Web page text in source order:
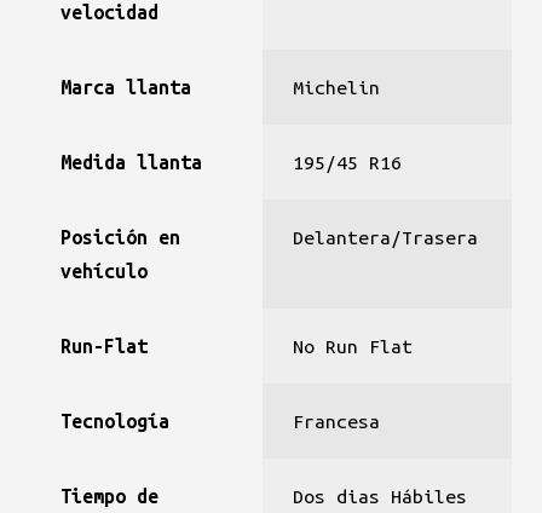
velocidad
Marca llanta Michelin
Medida llanta 195/45 R16
Posición en
vehículo
Delantera/Trasera
Run-Flat No Run Flat
Tecnología Francesa
Tiempo de
Dos dias Hábiles